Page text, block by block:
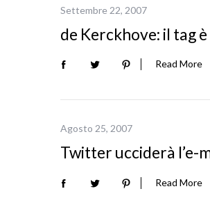
Settembre 22, 2007
de Kerckhove: il tag
Read More
Agosto 25, 2007
Twitter ucciderà l’e-
Read More
S
e
a
r